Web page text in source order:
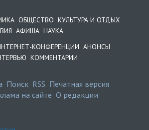
ОБЩЕСТВО КУЛЬТУРА И ОТДЫХ
АФИША НАУКА
КОНФЕРЕНЦИИ АНОНСЫ
КОММЕНТАРИИ
Поиск RSS Печатная версия
на сайте О редакции